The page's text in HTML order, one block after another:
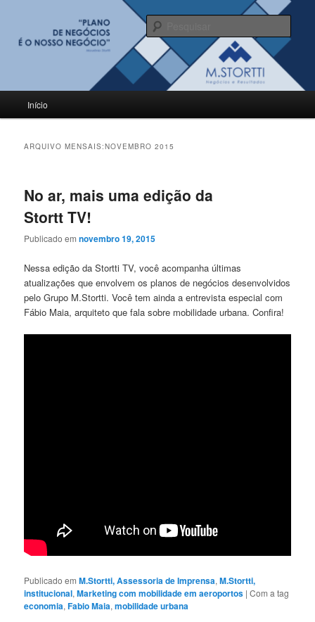
BLOG M.Stortti
principal
Início
ARQUIVO MENSAIS:NOVEMBRO 2015
No ar, mais uma edição da
Stortt TV!
Publicado emnovembro 19, 2015
Nessa edição da Stortti TV, você acompanha últimas
atualizações que envolvem os planos de negócios desenvolvidos
pelo Grupo M.Stortti. Você tem ainda a entrevista especial com
Fábio Maia, arquiteto que fala sobre mobilidade urbana. Confira!
Publicado em M.Stortti, Assessoria de Imprensa,M.Stortti,
institucional,Marketing com mobilidade em aeroportos |Com a tag
economia,Fabio Maia,mobilidade urbana